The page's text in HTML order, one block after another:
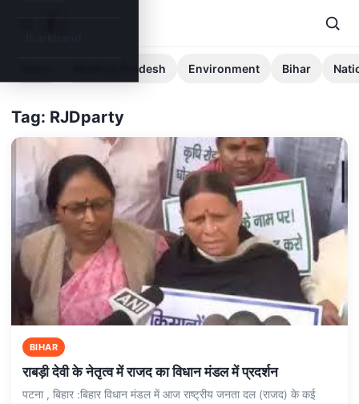
Madhya Pradesh Environment Bihar
Tag: RJDparty
BIHAR
राबड़ी देवी के नेतृत्व में राजद का विधान मंडल में प्रदर्शन
पटना , बिहार :बिहार विधान मंडल में आज राष्ट्रीय जनता दल (राजद) के कई